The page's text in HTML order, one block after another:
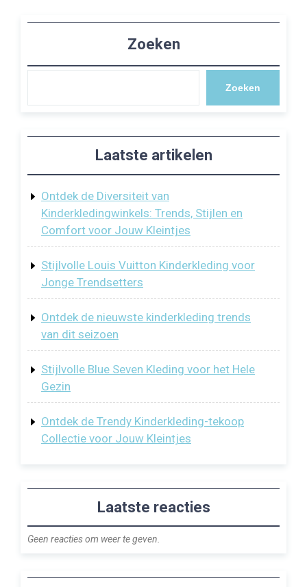
Zoeken
Zoeken
Laatste artikelen
Ontdek de Diversiteit van
Kinderkledingwinkels: Trends, Stijlen en
Comfort voor Jouw Kleintjes
Stijlvolle Louis Vuitton Kinderkleding voor
Jonge Trendsetters
Ontdek de nieuwste kinderkleding trends
van dit seizoen
Stijlvolle Blue Seven Kleding voor het Hele
Gezin
Ontdek de Trendy Kinderkleding-tekoop
Collectie voor Jouw Kleintjes
Laatste reacties
Geen reacties om weer te geven.